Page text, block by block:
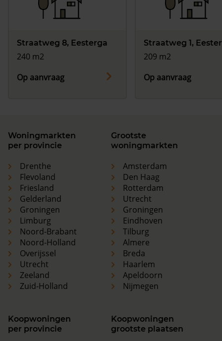
Straatweg 8, Eesterga
240 m2
Op aanvraag
Straatweg 1,
209 m2
Op aanvraag
Woningmarkten
per provincie
Drenthe
Flevoland
Friesland
Gelderland
Groningen
Limburg
Noord-Brabant
Noord-Holland
Overijssel
Utrecht
Zeeland
Zuid-Holland
Grootste
woningmarkten
Amsterdam
Den Haag
Rotterdam
Utrecht
Groningen
Eindhoven
Tilburg
Almere
Breda
Haarlem
Apeldoorn
Nijmegen
Koopwoningen
per provincie
Koopwoningen
grootste plaatsen